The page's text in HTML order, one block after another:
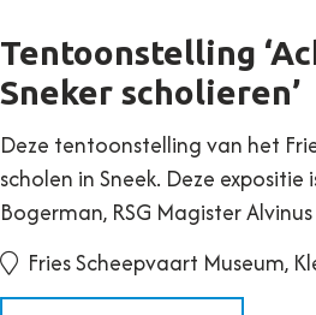
Tentoonstelling
Sneker scholieren’
Deze tentoonstelling van het
scholen in Sneek. Deze
Bogerman, RSG Magister
Fries Scheepvaart Museum,